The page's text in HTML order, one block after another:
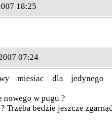
18:25
07:24
miesiac dla
nowego w pugu ?
Trzeba bedzie jeszcze